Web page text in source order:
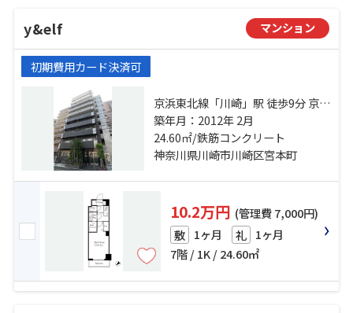
y&elf マンション
初期費用カード決済可
京浜東北線「川崎」駅 徒歩9分 京急
本線「京急川崎」駅 徒歩6分 京急大
師線「港町」駅 徒歩14分
築年月：2012年 2月
24.60㎡/鉄筋コンクリート
神奈川県川崎市川崎区宮本町
10.2万円 (管理費 7,000円)
敷 1ヶ月 礼 1ヶ月
7階 / 1K / 24.60㎡